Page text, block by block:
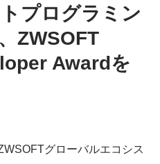
プログラミン
ZWSOFT
Awardを
グローバルエコシス